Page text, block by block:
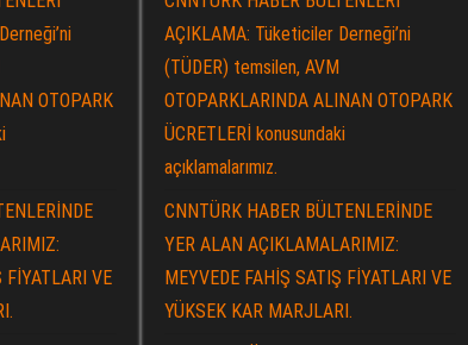
OTOPARK
FİYATLARI VE
AÇIKLAMA: Tüketiciler Derneği’ni
(TÜDER) temsilen, AVM
OTOPARKLARINDA ALINAN OTOPARK
ÜCRETLERİ konusundaki
açıklamalarımız.
CNNTÜRK HABER BÜLTENLERİNDE
YER ALAN AÇIKLAMALARIMIZ:
MEYVEDE FAHİŞ SATIŞ FİYATLARI VE
YÜKSEK KAR MARJLARI.